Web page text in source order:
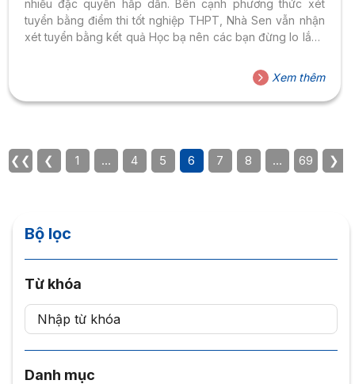
nhiều đặc quyền hấp dẫn. Bên cạnh phương thức xét
tuyển bằng điểm thi tốt nghiệp THPT, Nhà Sen vẫn nhận
xét tuyển bằng kết quả Học bạ nên các bạn đừng lo lắng
https://www.hoasen.edu.vn/tuyen…/huong-dan-ho-so-
nhap-hoc/. Thời gian làm việc của trường từ 08h00 –
20h00, từ thứ Hai đến Chủ nhật kể cả ngày Lễ, tại Phòng
Xem thêm
❮❮ ❮ 1 … 4 5 6 7 8 … 69 ❯
Bộ lọc
Từ khóa
Danh mục